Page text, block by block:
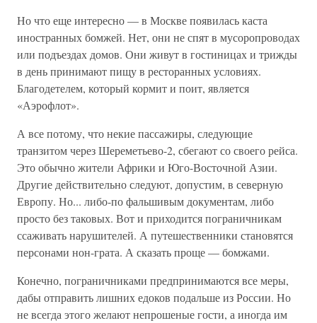
Но что еще интересно — в Москве появилась каста
иностранных бомжей. Нет, они не спят в мусоропроводах
или подъездах домов. Они живут в гостиницах и трижды
в день принимают пищу в ресторанных условиях.
Благодетелем, который кормит и поит, является
«Аэрофлот».
А все потому, что некие пассажиры, следующие
транзитом через Шереметьево-2, сбегают со своего рейса.
Это обычно жители Африки и Юго-Восточной Азии.
Другие действительно следуют, допустим, в северную
Европу. Но... либо-по фальшивым документам, либо
просто без таковых. Вот и приходится пограничникам
ссаживать нарушителей. А путешественники становятся
персонами нон-грата. А сказать проще — бомжами.
Конечно, пограничниками предпринимаются все меры,
дабы отправить лишних едоков подальше из России. Но
не всегда этого желают непрошеные гости, а иногда им